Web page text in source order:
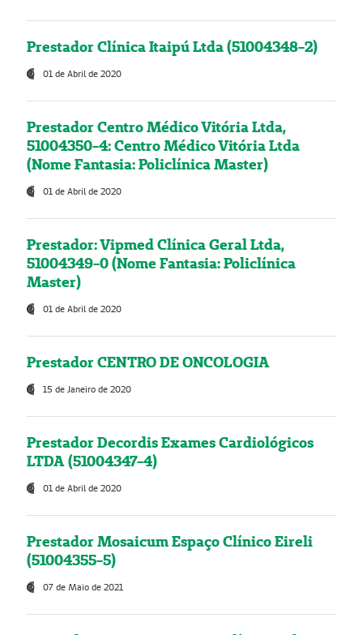
Prestador Clínica Itaipú Ltda (51004348-2)
01 de Abril de 2020
Prestador Centro Médico Vitória Ltda,
51004350-4: Centro Médico Vitória Ltda
(Nome Fantasia: Policlínica Master)
01 de Abril de 2020
Prestador: Vipmed Clínica Geral Ltda,
51004349-0 (Nome Fantasia: Policlínica
Master)
01 de Abril de 2020
Prestador CENTRO DE ONCOLOGIA
15 de Janeiro de 2020
Prestador Decordis Exames Cardiológicos
LTDA (51004347-4)
01 de Abril de 2020
Prestador Mosaicum Espaço Clínico Eireli
(51004355-5)
07 de Maio de 2021